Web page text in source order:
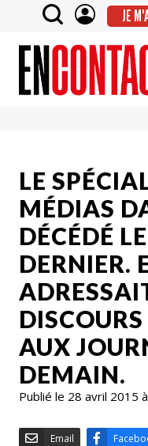
JE
LE
MÉDIAS
DÉCÉDÉ
DERNIER.
DISCOURS
AUX
DEMAIN.
Publié le 28 avril 2015